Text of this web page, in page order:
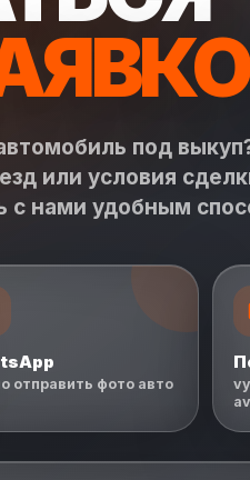
под
или условия
с нами удобным
отправить фото авто